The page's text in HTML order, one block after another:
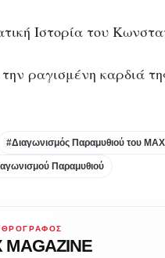
Ιστορία του
ραγισμένη καρδιά
#Διαγωνισμός Παραμυθιού του
Παραμυθιού
MAGAZINE